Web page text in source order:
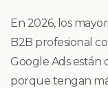
En 2026, los
B2B profesional
Google Ads están
porque tengan